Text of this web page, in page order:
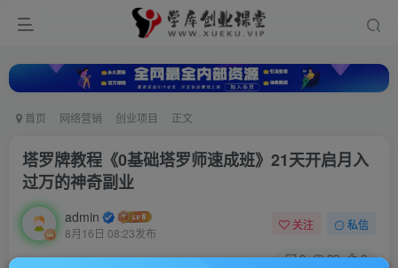
首页 网络营销 创业项目 正文
塔罗牌教程《0基础塔罗师速成班》21天开启月入
过万的神奇副业
admin
8月16日 08:23发布
关注 私信
0 22 0